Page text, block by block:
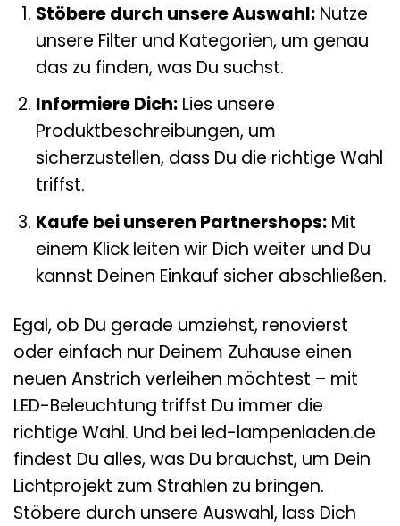
Stöbere durch unsere Auswahl:Nutze
unsere Filter und Kategorien, um genau
das zu finden, was Du suchst.
Informiere Dich:Lies unsere
Produktbeschreibungen, um
sicherzustellen, dass Du die richtige Wahl
triffst.
Kaufe bei unseren Partnershops:Mit
einem Klick leiten wir Dich weiter und Du
kannst Deinen Einkauf sicher abschließen.
Egal, ob Du gerade umziehst, renovierst
oder einfach nur Deinem Zuhause einen
neuen Anstrich verleihen möchtest – mit
LED-Beleuchtung triffst Du immer die
richtige Wahl. Und bei led-lampenladen.de
findest Du alles, was Du brauchst, um Dein
Lichtprojekt zum Strahlen zu bringen.
Stöbere durch unsere Auswahl, lass Dich